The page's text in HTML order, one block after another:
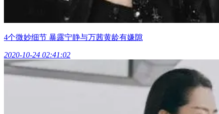
4个微妙细节 暴露宁静与万茜黄龄有嫌隙
2020-10-24 02:41:02